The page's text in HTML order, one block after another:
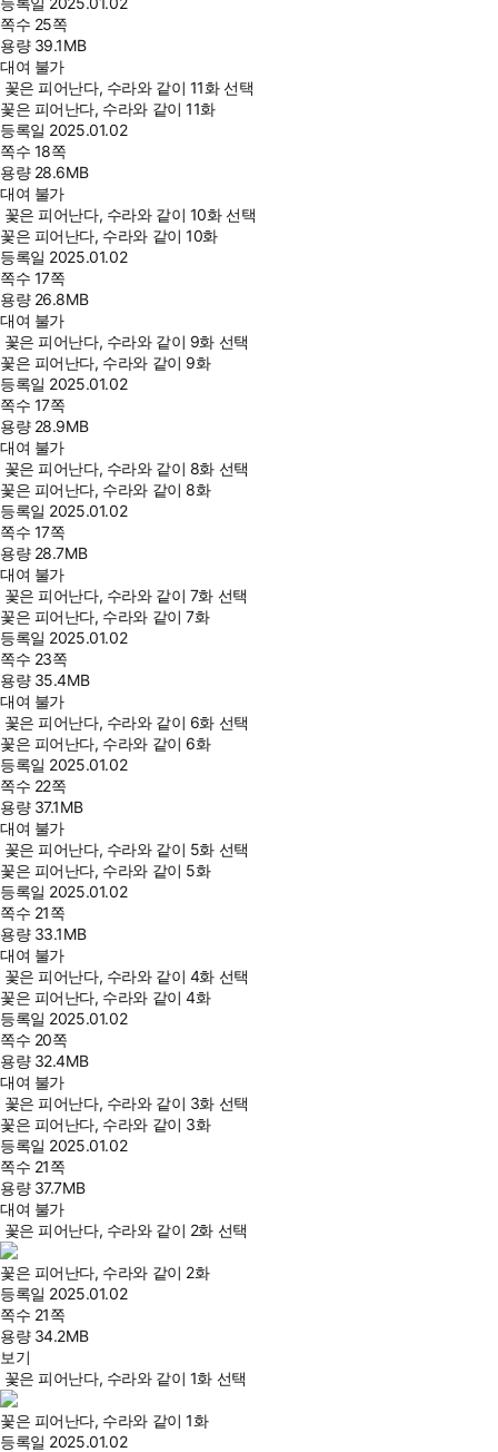
쪽수 25쪽
용량 39.1MB
대여 불가
꽃은 피어난다, 수라와 같이 11화 선택
꽃은 피어난다, 수라와 같이 11화
등록일 2025.01.02
쪽수 18쪽
용량 28.6MB
대여 불가
꽃은 피어난다, 수라와 같이 10화 선택
꽃은 피어난다, 수라와 같이 10화
등록일 2025.01.02
쪽수 17쪽
용량 26.8MB
대여 불가
꽃은 피어난다, 수라와 같이 9화 선택
꽃은 피어난다, 수라와 같이 9화
등록일 2025.01.02
쪽수 17쪽
용량 28.9MB
대여 불가
꽃은 피어난다, 수라와 같이 8화 선택
꽃은 피어난다, 수라와 같이 8화
등록일 2025.01.02
쪽수 17쪽
용량 28.7MB
대여 불가
꽃은 피어난다, 수라와 같이 7화 선택
꽃은 피어난다, 수라와 같이 7화
등록일 2025.01.02
쪽수 23쪽
용량 35.4MB
대여 불가
꽃은 피어난다, 수라와 같이 6화 선택
꽃은 피어난다, 수라와 같이 6화
등록일 2025.01.02
쪽수 22쪽
용량 37.1MB
대여 불가
꽃은 피어난다, 수라와 같이 5화 선택
꽃은 피어난다, 수라와 같이 5화
등록일 2025.01.02
쪽수 21쪽
용량 33.1MB
대여 불가
꽃은 피어난다, 수라와 같이 4화 선택
꽃은 피어난다, 수라와 같이 4화
등록일 2025.01.02
쪽수 20쪽
용량 32.4MB
대여 불가
꽃은 피어난다, 수라와 같이 3화 선택
꽃은 피어난다, 수라와 같이 3화
등록일 2025.01.02
쪽수 21쪽
용량 37.7MB
대여 불가
꽃은 피어난다, 수라와 같이 2화 선택
꽃은 피어난다, 수라와 같이 2화
등록일 2025.01.02
쪽수 21쪽
용량 34.2MB
보기
꽃은 피어난다, 수라와 같이 1화 선택
꽃은 피어난다, 수라와 같이 1화
등록일 2025.01.02